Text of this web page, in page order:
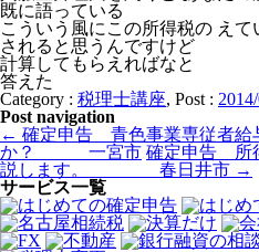
既に語っている
こういう風にこの所得税の え
されると思うんですけど
計算してもらえればなと
答えた
Category : 税理士講座, Post :
Post navigation
← 確定申告 青色事業専従者給
か？ 一宮市 確定申告 所
説します。 春日井市 →
サービス一覧